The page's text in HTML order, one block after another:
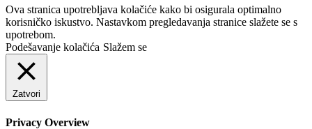
Ova stranica upotrebljava kolačiće kako bi osigurala optimalno
korisničko iskustvo. Nastavkom pregledavanja stranice slažete se s
upotrebom.
Podešavanje kolačića Slažem se
Zatvori
Privacy Overview